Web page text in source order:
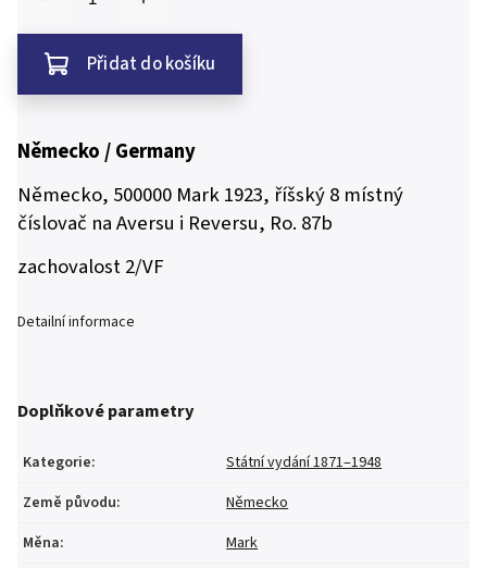
Přidat do košíku
Německo / Germany
Německo, 500000 Mark 1923, říšský 8 místný
číslovač na Aversu i Reversu, Ro. 87b
zachovalost 2/VF
Detailní informace
Doplňkové parametry
Kategorie:
Státní vydání 1871–1948
Země původu:
Německo
Měna:
Mark